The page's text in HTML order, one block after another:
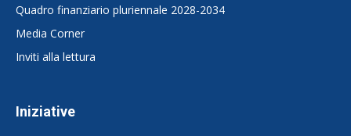
Quadro finanziario pluriennale 2028-2034
Media Corner
Inviti alla lettura
Iniziative